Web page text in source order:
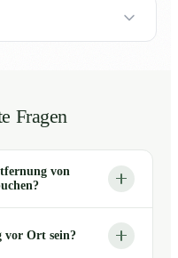
Fragen
von
vor Ort sein?